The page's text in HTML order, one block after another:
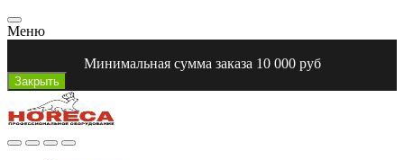
Меню
Минимальная сумма заказа 10 000 руб
Закрыть